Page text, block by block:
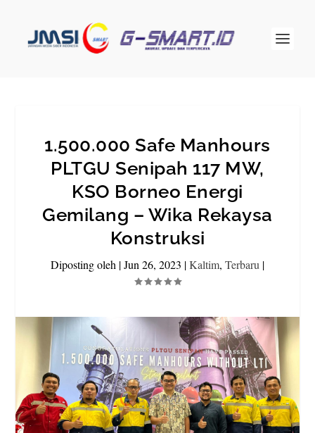
1.500.000 Safe Manhours
PLTGU Senipah 117 MW,
KSO Borneo Energi
Gemilang – Wika Rekaysa
Konstruksi
Diposting oleh |Jun 26, 2023 |Kaltim, Terbaru |